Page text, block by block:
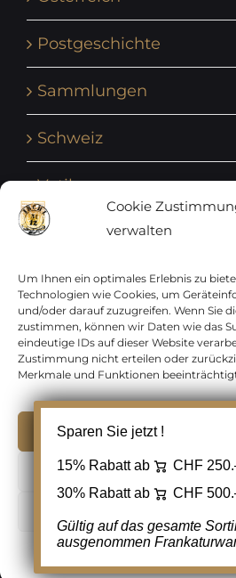
Cookie
verwalten
Um Ihnen ein optimales Erlebnis zu
Technologien wie Cookies, um
und/oder darauf zuzugreifen. Wenn Sie
zustimmen, können wir Daten wie das
eindeutige IDs auf dieser Website
Zustimmung nicht erteilen oder
Merkmale und Funktionen
Ablehnen
Postgeschichte
Sammlungen
Schweiz
Vatikan
Vereinte Nationen
Vorphilatelie
Zensurbelege Österreich
Zensurbelege Schweiz
Copyright 2012 - 2024
Reserved |
PCI Data
Sparen Sie jetzt !
15% Rabatt ab CHF
30% Rabatt ab
CHF
Gültig auf das gesamte
ausgenommen